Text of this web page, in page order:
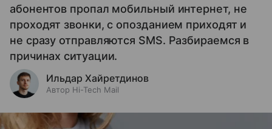
абонентов пропал мобильный интернет, не
проходят звонки, с опозданием приходят и
не сразу отправляются SMS. Разбираемся в
причинах ситуации.
Ильдар Хайретдинов
Автор Hi-Tech Mail